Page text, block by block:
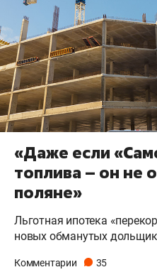
«Даже если
топлива – он не
поляне»
Льготная ипотека
новых обманутых
Комментарии 35